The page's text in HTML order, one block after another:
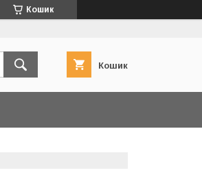
Кошик
Кошик